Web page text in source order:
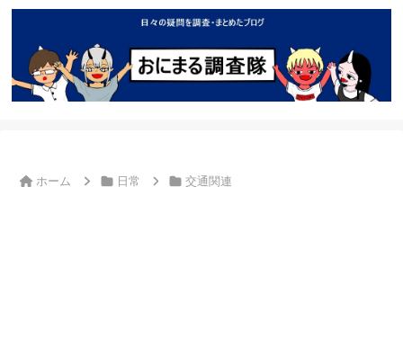
ホーム 日常 交通関連